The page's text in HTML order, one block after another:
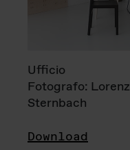
Ufficio
Fotografo: Lorenz
Sternbach
Download